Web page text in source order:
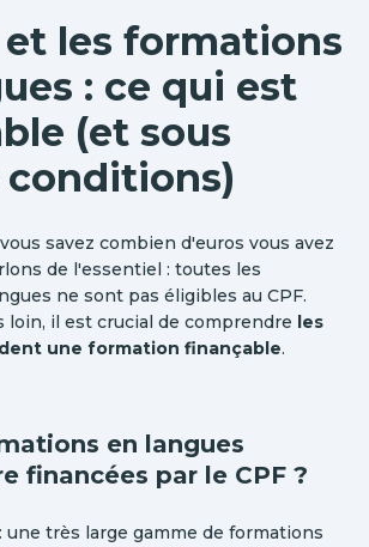
et les formations
: ce qui est
(et sous
conditions)
savez combien d'euros vous avez
de l'essentiel : toutes les
ne sont pas éligibles au CPF.
loin, il est crucial de comprendre les
une formation finançable.
en langues
financées par le CPF ?
une très large gamme de formations